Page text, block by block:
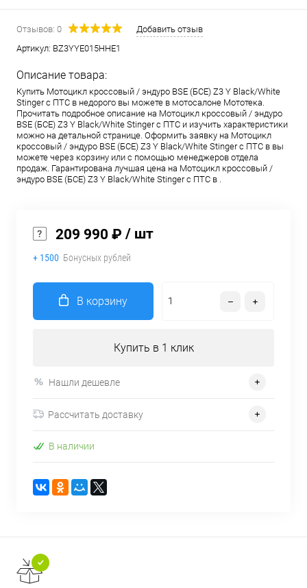
Отзывов: 0
Добавить отзыв
Артикул: BZ3YYE015HHE1
Описание товара:
Купить Мотоцикл кроссовый / эндуро BSE (БСЕ) Z3 Y Black/White
Stinger с ПТС в недорого вы можете в мотосалоне Мототека.
Прочитать подробное описание на Мотоцикл кроссовый / эндуро
BSE (БСЕ) Z3 Y Black/White Stinger с ПТС и изучить характеристики
можно на детальной странице. Оформить заявку на Мотоцикл
кроссовый / эндуро BSE (БСЕ) Z3 Y Black/White Stinger с ПТС в вы
можете через корзину или с помощью менеджеров отдела
продаж. Гарантирована лучшая цена на Мотоцикл кроссовый /
эндуро BSE (БСЕ) Z3 Y Black/White Stinger с ПТС в .
209 990 ₽ / шт
+ 1500 Бонусных рублей
В корзину
Купить в 1 клик
Нашли дешевле
Рассчитать доставку
В наличии